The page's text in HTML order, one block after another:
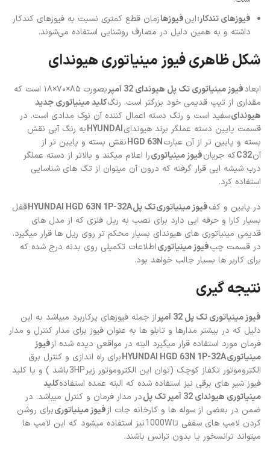
فیوزهای تندکار:اینفیوزهازمان قطع کمتری نسبت به فیوزهای کندکار
داشته و به همین دلیل در مصارف روشنایی استفاده می‌شوند.
شکل ظاهری فیوز مینیاتوری هیوندای
ابعادفیوز مینیاتوری تک پل هیوندای 32 آمپر
بصورت ۸۵×۷۰×۱۸ است که
مقداری از تیپ قدیمی خود بزرگتر است. رنگکلید مینیاتوری جدید
هیوندایسفید است و رنگ دسته اعمال کننده آن نوک مدادی است. در
قسمت پایین دسته عملگر برند هیوندایHYUNDAIبه رنگ آبی نقش
بسته و پایین تر از آن عبارتHGD 63Nنقش بسته و پایین تر از
آنC32که جریانفیوز مینیاتوریرا اعلام میکند و بالاتر از دسته عملگر
درب شیشه ایی قرار گرفته که درون آن میتوان از تگ های شناسایی
استفاده کرد.
در پایین و کففیوز مینیاتوری تک پلHYUNDAI HGD 63N 1P-32Aقفل
بسیار کارا و حرفه ایی دارد برای نصب به ریل فلزی که از مدل های
قدیمی مینیاتوری های هیوندای بسیار محکم تر روی ریل ها قرار میگیرد.
در قسمت چپفیوز مینیاتوریاطلاعات تکمیلی روی بدنه درج شده که
برای کاربر ها بسیار جالب خواهد بود.
نتیجه گیری
فیوز مینیاتوری تک پل 32 آمپر
از جمله فیوزهای پرکاربرد میباشد به این
دلیل که در بیشتر مدارها و تابلو ها به عنوان فیوز برای مدار کنترل و مدار
فرمان مورد استفاده قرار میگیرد البته در مواقعی دیده شده ازفیوز
مینیاتوریHYUNDAI HGD 63N 1P-32Aبرای راه اندازی و کنترل برق
الکتروموتور تکفاز کوچک (توان این الکتروموتور زیر3HPباشد ) و یا کلید
فیوز شیر های برقی نیز استفاده شده که البته عمده استفادهکلید
مینیاتوری هیوندای 32 آمپر تک پل
در مدار فرمان و کنترل میباشد. در
ضمن در بعضی از سوله ها و کارخانه جات ازفیوز مینیاتوریبرای روشن
کردن لامپ های سقفی تا1000Wنیز استفاده میشود که این لامپ ها
میتواند ترانسخور یا بدون ترانس باشند.